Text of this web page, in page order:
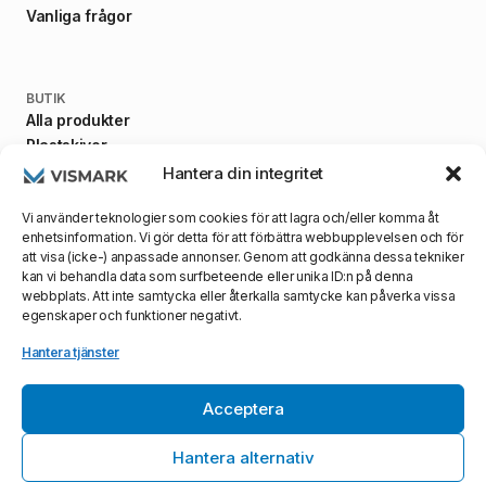
Hantera din integritet
Vi använder teknologier som cookies för att lagra och/eller komma åt
enhetsinformation. Vi gör detta för att förbättra webbupplevelsen och för
att visa (icke-) anpassade annonser. Genom att godkänna dessa tekniker
kan vi behandla data som surfbeteende eller unika ID:n på denna
webbplats. Att inte samtycka eller återkalla samtycke kan påverka vissa
egenskaper och funktioner negativt.
Hantera tjänster
Acceptera
Hantera alternativ
Vanliga frågor
BUTIK
Alla produkter
Plastskivor
Fästanordningar
VILLKOR
Allmänna villkor
Integritetspolicy
Leveransvillkor
Vismark AB, alla rättigheter reserverade